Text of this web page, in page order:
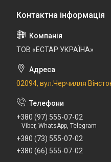
ТОВ «ЕСТАР УКРАЇНА»
02094, вул.Черчилля
+380 (97) 555-07-02
Viber, WhatsApp, Telegram
+380 (73) 555-07-02
+380 (66) 555-07-02